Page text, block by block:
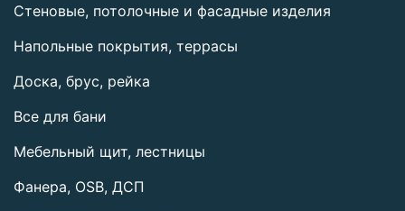
Стеновые, потолочные и фасадные изделия
Напольные покрытия, террасы
Доска, брус, рейка
Все для бани
Мебельный щит, лестницы
Фанера, OSB, ДСП